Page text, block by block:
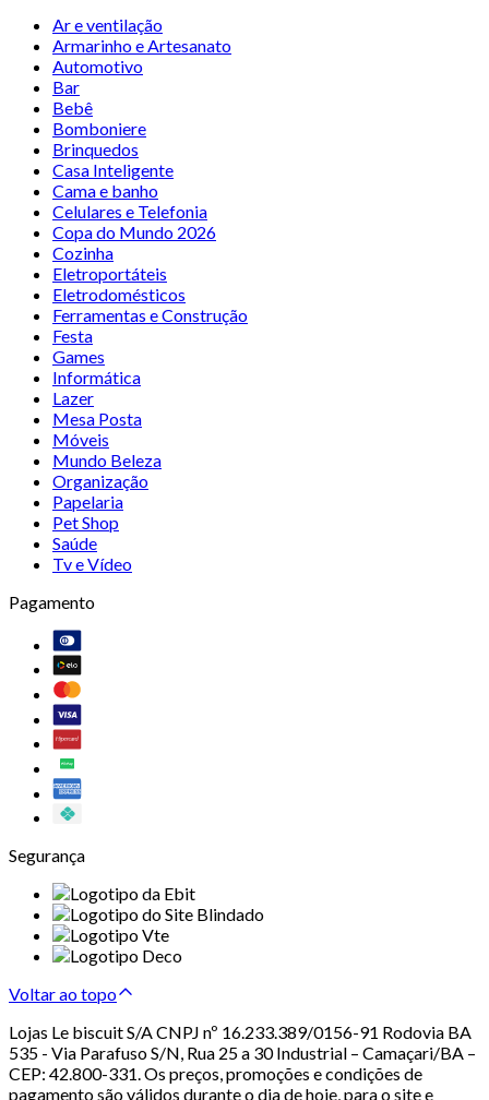
Ar e ventilação
Armarinho e Artesanato
Automotivo
Bar
Bebê
Bomboniere
Brinquedos
Casa Inteligente
Cama e banho
Celulares e Telefonia
Copa do Mundo 2026
Cozinha
Eletroportáteis
Eletrodomésticos
Ferramentas e Construção
Festa
Games
Informática
Lazer
Mesa Posta
Móveis
Mundo Beleza
Organização
Papelaria
Pet Shop
Saúde
Tv e Vídeo
Pagamento
Segurança
Voltar ao topo
Lojas Le biscuit S/A CNPJ nº 16.233.389/0156-91 Rodovia BA
535 - Via Parafuso S/N, Rua 25 a 30 Industrial – Camaçari/BA –
CEP: 42.800-331. Os preços, promoções e condições de
pagamento são válidos durante o dia de hoje, para o site e